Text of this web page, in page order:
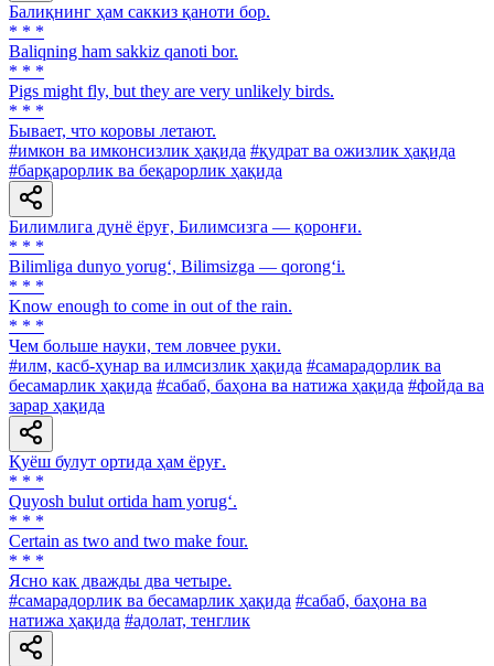
Балиқнинг ҳам саккиз қаноти бор.
* * *
Baliqning ham sakkiz qanoti bor.
* * *
Pigs might fly, but they are very unlikely birds.
* * *
Бывает, что коровы летают.
#имкон ва имконсизлик ҳақида #қудрат ва ожизлик ҳақида
#барқарорлик ва беқарорлик ҳақида
Билимлига дунё ёруғ, Билимсизга — қоронғи.
* * *
Bilimliga dunyo yorug‘, Bilimsizga — qorong‘i.
* * *
Know enough to come in out of the rain.
* * *
Чем больше науки, тем ловчее руки.
#илм, касб-ҳунар ва илмсизлик ҳақида #самарадорлик ва
бесамарлик ҳақида #сабаб, баҳона ва натижа ҳақида #фойда ва
зарар ҳақида
Қуёш булут ортида ҳам ёруғ.
* * *
Quyosh bulut ortida ham yorug‘.
* * *
Certain as two and two make four.
* * *
Ясно как дважды два четыре.
#самарадорлик ва бесамарлик ҳақида #сабаб, баҳона ва
натижа ҳақида #адолат, тенглик